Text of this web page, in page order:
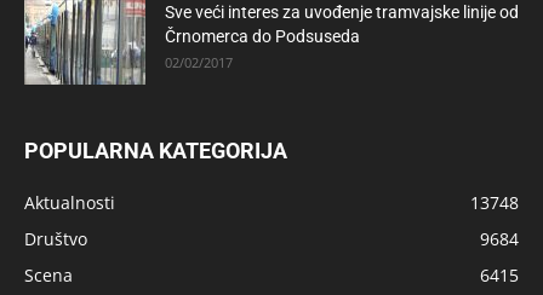
Sve veći interes za uvođenje tramvajske linije od
Črnomerca do Podsuseda
02/02/2017
POPULARNA KATEGORIJA
Aktualnosti
13748
Društvo
9684
Scena
6415